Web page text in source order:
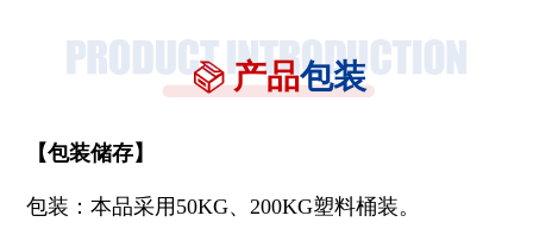
产品包装
【包装储存】
包装：本品采用 50KG、200KG塑料桶装。